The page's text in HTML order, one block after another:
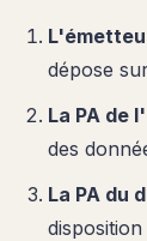
dépose
La PA de
des
La PA du